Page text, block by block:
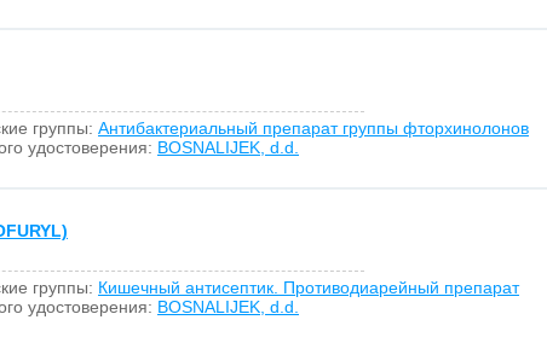
группы: Антибактериальный препарат группы фторхинолонов
удостоверения: BOSNALIJEK, d.d.
группы: Кишечный антисептик. Противодиарейный препарат
удостоверения: BOSNALIJEK, d.d.